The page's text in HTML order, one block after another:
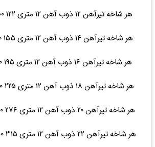
هر شاخه تیرآهن ۱۲ ذوب آهن ۱۲ متری ۱۲۲ ۶,۳۰۰,۰۰۰ (۰.۰۰%)۰
هر شاخه تیرآهن ۱۴ ذوب آهن ۱۲ متری ۱۵۵ ۸,۱۰۰,۰۰۰ (۰.۰۰%)۰
هر شاخه تیرآهن ۱۶ ذوب آهن ۱۲ متری ۱۹۵ ۹,۱۰۰,۰۰۰ (۰.۰۰%)۰
هر شاخه تیرآهن ۱۸ ذوب آهن ۱۲ متری ۲۲۵ ۱۰,۶۰۰,۰۰۰ (۰.۰۰%)۰
هر شاخه تیرآهن ۲۰ ذوب آهن ۱۲ متری ۲۷۶ ۱۷,۴۰۰,۰۰۰ (۰.۰۰%)۰
هر شاخه تیرآهن ۲۲ ذوب آهن ۱۲ متری ۳۱۵ ۱۸,۵۰۰,۰۰۰ (۰.۰۰%)۰